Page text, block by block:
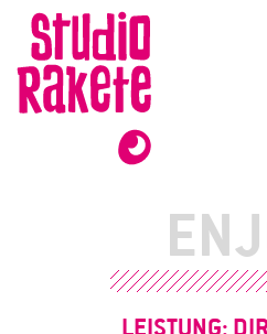
Zum
Inhalt
Studio
Rakete
LEISTUNG: